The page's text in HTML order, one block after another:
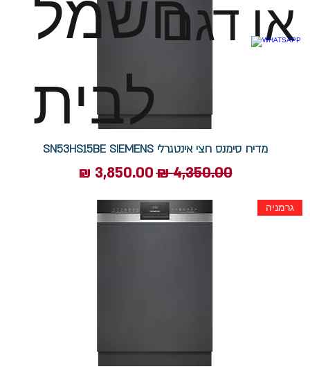
או דגם
לבית
מדיח סימנס חצי אינטגרלי SN53HS15BE SIEMENS​​​​​​​
מחיר רגיל‏4,350.00 ‏₪ מחיר מבצע
גרמניה